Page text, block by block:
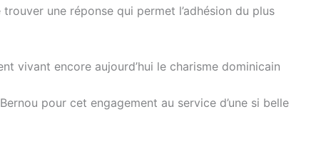
une réponse qui permet l’adhésion du plus
vivant encore aujourd’hui le charisme dominicain
pour cet engagement au service d’une si belle